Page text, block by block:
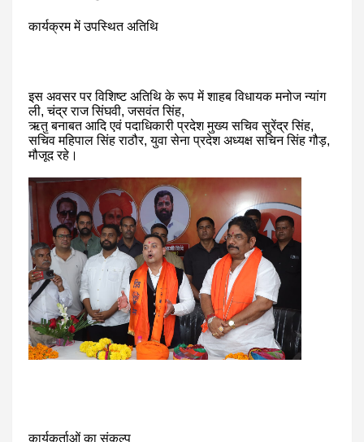
कार्यक्रम में उपस्थित अतिथि
इस अवसर पर विशिष्ट अतिथि के रूप में शाहब विधायक मनोज न्यांग
ली,चंद्र राज सिंघवी,जसवंत सिंह,
ऋतु बनाबत आदि एवं पदाधिकारी प्रदेश मुख्य सचिव सुरेंद्र सिंह,
सचिव महिपाल सिंह राठौर,युवा सेना प्रदेश अध्यक्ष सचिन सिंह गौड़,
मौजूद रहे।
कार्यकर्ताओं का संकल्प